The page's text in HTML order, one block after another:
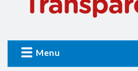
Menu